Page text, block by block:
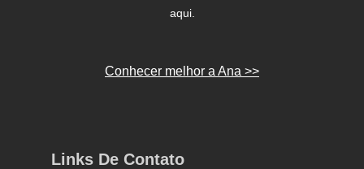
aqui.
Conhecer melhor a Ana >>
Links De Contato